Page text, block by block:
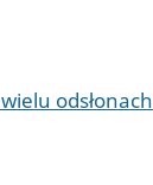
odsłonach